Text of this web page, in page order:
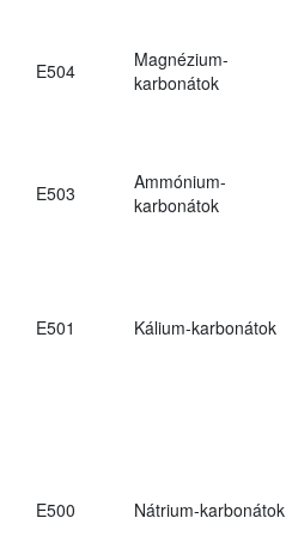
E504
Magnézium-
karbonátok
E503
Ammónium-
karbonátok
E501 Kálium-karbonátok
E500 Nátrium-karbonátok